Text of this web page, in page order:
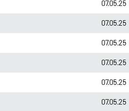
07.05.25
07.05.25
07.05.25
07.05.25
07.05.25
07.05.25